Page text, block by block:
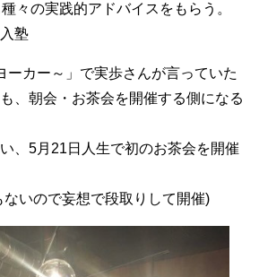
の実践的アドバイスをもらう。
塾
カー～」で実歩さんが言っていた
朝会・お茶会を開催する側になる
5月21日人生で初のお茶会を開催
いので妄想で段取りして開催)